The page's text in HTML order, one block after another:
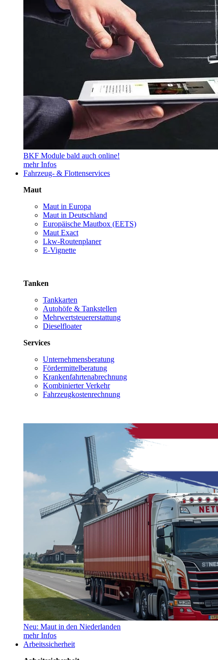
BKF Module bald auch online!
mehr Infos
Fahrzeug- & Flottenservices
Maut
Maut in Europa
Maut in Deutschland
Europäische Mautbox (EETS)
Maut Exact
Lkw-Routenplaner
E-Vignette
Tanken
Tankkarten
Autohöfe & Tankstellen
Mehrwertsteuererstattung
Dieselfloater
Services
Unternehmensberatung
Fördermittelberatung
Krankenfahrtenabrechnung
Kombinierter Verkehr
Fahrzeugkostenrechnung
Neu: Maut in den Niederlanden
mehr Infos
Arbeitssicherheit